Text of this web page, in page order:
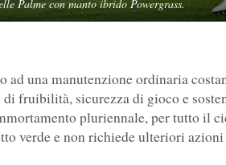
Palme con manto ibrido Powergrass.
ad una manutenzione ordinaria
fruibilità, sicurezza di gioco e
pluriennale, per tutto il
verde e non richiede ulteriori